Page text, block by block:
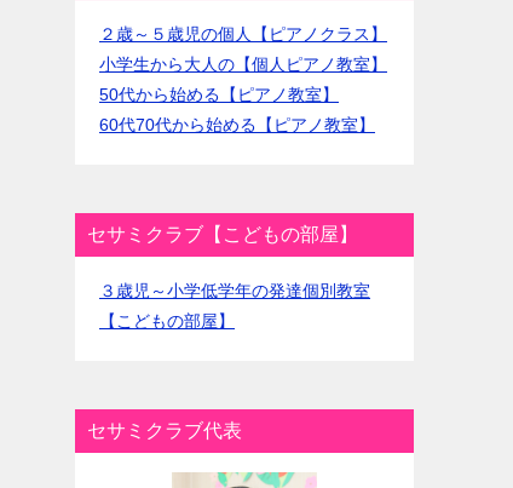
２歳～５歳児の個人【ピアノクラス】
小学生から大人の【個人ピアノ教室】
50代から始める【ピアノ教室】
60代70代から始める【ピアノ教室】
セサミクラブ【こどもの部屋】
３歳児～小学低学年の発達個別教室
【こどもの部屋】
セサミクラブ代表